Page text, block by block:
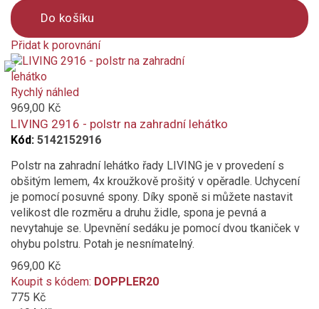
Do košíku
Přidat k porovnání
Product
is
added
to
compare
Rychlý náhled
969,00 Kč
LIVING 2916 - polstr na zahradní lehátko
Kód: 5142152916
Polstr na zahradní lehátko řady LIVING je v provedení s
obšitým lemem, 4x kroužkově prošitý v opěradle. Uchycení
je pomocí posuvné spony. Díky sponě si můžete nastavit
velikost dle rozměru a druhu židle, spona je pevná a
nevytahuje se. Upevnění sedáku je pomocí dvou tkaniček v
ohybu polstru. Potah je nesnímatelný.
969,00 Kč
Koupit s kódem: DOPPLER20
775 Kč